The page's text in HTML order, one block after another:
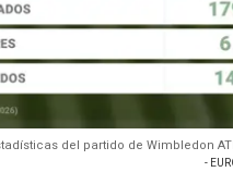
del partido de Wimbledon
-